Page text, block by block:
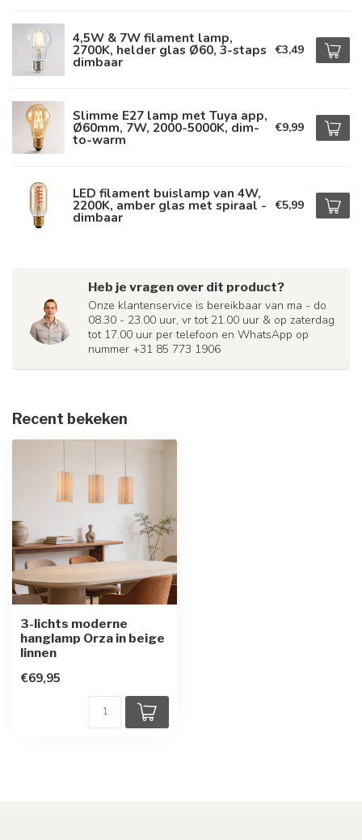
4,5W & 7W filament lamp,
2700K, helder glas Ø60, 3-staps
dimbaar
€3,49
Slimme E27 lamp met Tuya app,
Ø60mm, 7W, 2000-5000K, dim-
to-warm
€9,99
LED filament buislamp van 4W,
2200K, amber glas met spiraal -
dimbaar
€5,99
Heb je vragen over dit product?
Onze klantenservice is bereikbaar van ma - do
08.30 - 23.00 uur, vr tot 21.00 uur & op zaterdag
tot 17.00 uur per telefoon en WhatsApp op
nummer +31 85 773 1906
Recent bekeken
3-lichts moderne
hanglamp Orza in beige
linnen
€69,95